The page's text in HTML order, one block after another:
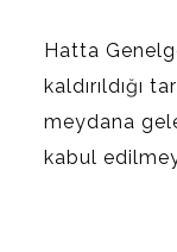
Hatta
kaldırıldığı
meydana
kabul